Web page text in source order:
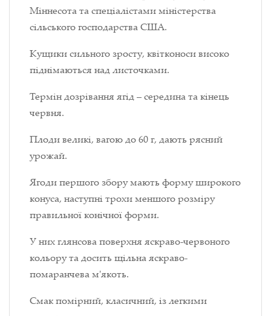
Міннесота та спеціалістами міністерства
сільського господарства США.
Кущики сильного зросту, квітконоси високо
піднімаються над листочками.
Термін дозрівання ягід – середина та кінець
червня.
Плоди великі, вагою до 60 г, дають рясний
урожай.
Ягоди першого збору мають форму широкого
конуса, наступні трохи меншого розміру
правильної конічної форми.
У них глянсова поверхня яскраво-червоного
кольору та досить щільна яскраво-
помаранчева м'якоть.
Смак помірний, класичний, із легкими